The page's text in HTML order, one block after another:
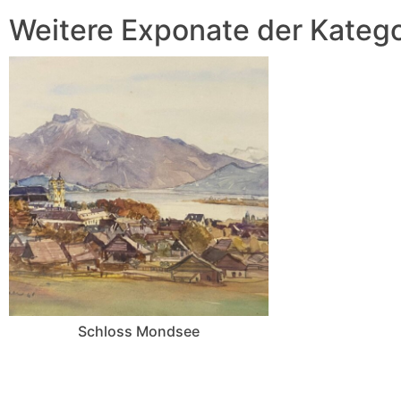
Weitere Exponate der
Schloss Mondsee